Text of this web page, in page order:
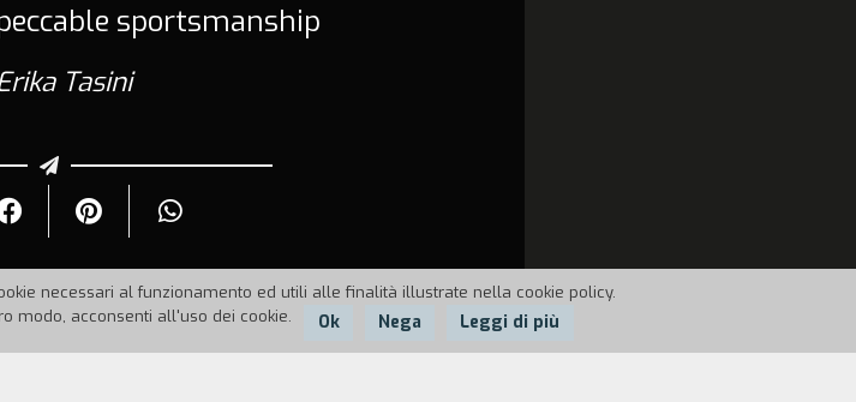
sportsmanship
Tasini
necessari al funzionamento ed utili alle finalità illustrate nella cookie policy.
modo, acconsenti all'uso dei cookie.
Ok Nega Leggi di più